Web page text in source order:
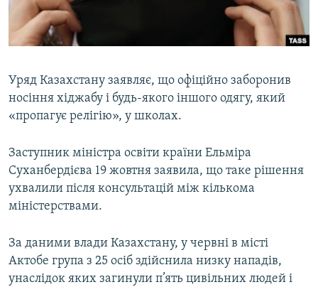
ВІДЕОУРОКИ «ELIFBE»
СВІДЧЕННЯ ОКУПАЦІЇ
Русский
Qırımtatar
ДОЛУЧАЙСЯ!
Усі сайти RFE/RL
Уряд Казахстану заявляє, що офіційно заборонив
носіння хіджабу і будь-якого іншого одягу, який
«пропагує релігію», у школах.
Заступник міністра освіти країни Ельміра
Суханбердієва 19 жовтня заявила, що таке рішення
ухвалили після консультацій між кількома
міністерствами.
За даними влади Казахстану, у червні в місті
Актобе група з 25 осіб здійснила низку нападів,
унаслідок яких загинули п’ять цивільних людей і